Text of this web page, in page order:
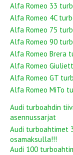
Alfa Romeo 33
Alfa Romeo 4C
Alfa Romeo 75
Alfa Romeo 90
Alfa Romeo Brera
Alfa Romeo
Alfa Romeo GT
Alfa Romeo MiTo
Audi turboahdin
asennussarjat
Audi turboahtimet
osamaksulla!!!
Audi 100